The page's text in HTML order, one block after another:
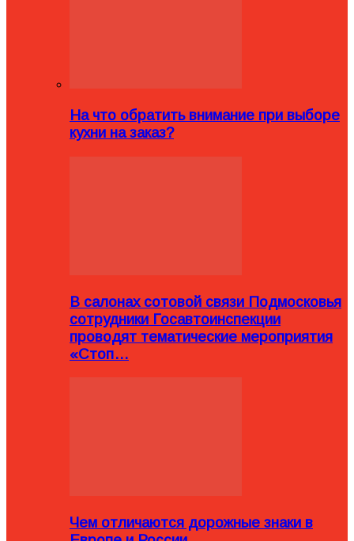
На что обратить внимание при выборе
кухни на заказ?
В салонах сотовой связи Подмосковья
сотрудники Госавтоинспекции
проводят тематические мероприятия
«Стоп…
Чем отличаются дорожные знаки в